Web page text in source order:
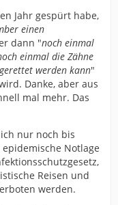
Jahr gespürt habe,
einen
dann "noch einmal
einmal die Zähne
werden kann"
Danke, aber aus
mal mehr. Das
nur noch bis
Notlage
Reisen und
werden.